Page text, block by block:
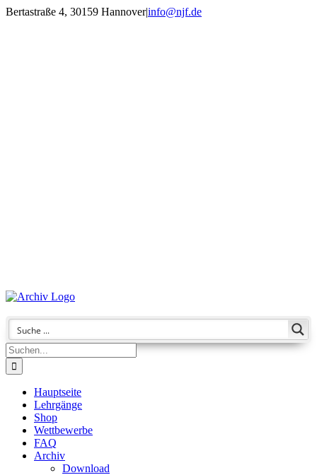
Zum
Bertastraße 4, 30159 Hannover|info@njf.de
Suche
nach:
Hauptseite
Lehrgänge
Shop
Wettbewerbe
FAQ
Archiv
Download